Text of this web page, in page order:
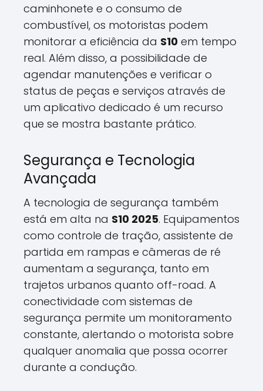
caminhonete e o consumo de
combustível, os motoristas podem
monitorar a eficiência da S10 em tempo
real. Além disso, a possibilidade de
agendar manutenções e verificar o
status de peças e serviços através de
um aplicativo dedicado é um recurso
que se mostra bastante prático.
Segurança e Tecnologia
Avançada
A tecnologia de segurança também
está em alta na S10 2025. Equipamentos
como controle de tração, assistente de
partida em rampas e câmeras de ré
aumentam a segurança, tanto em
trajetos urbanos quanto off-road. A
conectividade com sistemas de
segurança permite um monitoramento
constante, alertando o motorista sobre
qualquer anomalia que possa ocorrer
durante a condução.